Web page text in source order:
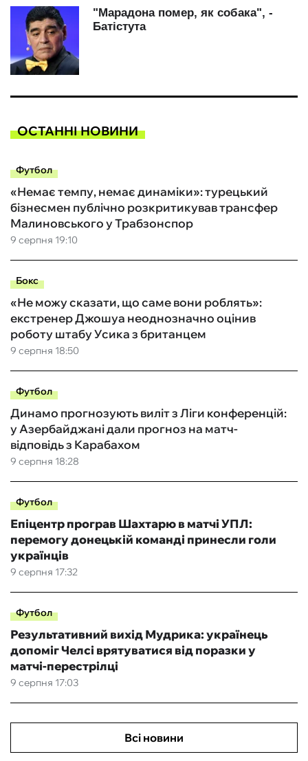
ОСТАННІ НОВИНИ
Футбол
9 серпня 19:10
«Немає темпу, немає динаміки»: турецький
бізнесмен публічно розкритикував трансфер
Малиновського у Трабзонспор
Бокс
9 серпня 18:50
«Не можу сказати, що саме вони роблять»:
екстренер Джошуа неоднозначно оцінив
роботу штабу Усика з британцем
Футбол
9 серпня 18:28
Динамо прогнозують виліт з Ліги конференцій:
у Азербайджані дали прогноз на матч-
відповідь з Карабахом
Футбол
9 серпня 17:32
Епіцентр програв Шахтарю в матчі УПЛ:
перемогу донецькій команді принесли голи
українців
Футбол
9 серпня 17:03
Результативний вихід Мудрика: українець
допоміг Челсі врятуватися від поразки у
матчі-перестрілці
Всі новини